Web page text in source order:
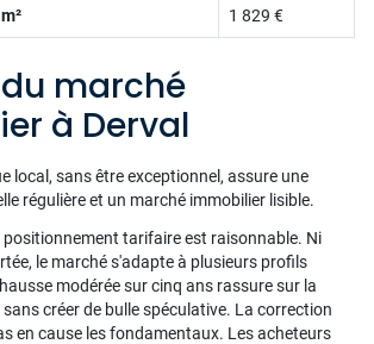
1 829 €
marché
à Derval
local, sans être exceptionnel, assure une
régulière et un marché immobilier lisible.
positionnement tarifaire est raisonnable. Ni
le marché s'adapte à plusieurs profils
modérée sur cinq ans rassure sur la
créer de bulle spéculative. La correction
en cause les fondamentaux. Les acheteurs